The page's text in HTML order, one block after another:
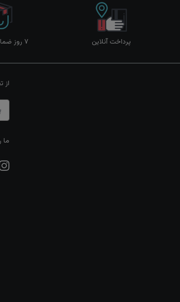
پرداخت آنلاین ۷ روز ضمانت بازگشت
از
ما